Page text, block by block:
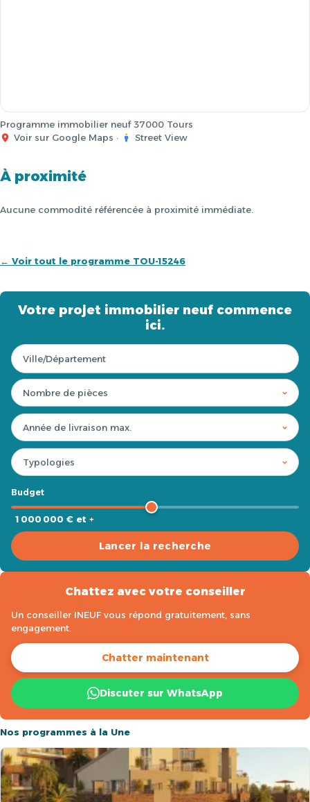
Programme immobilier neuf 37000 Tours
Voir sur Google Maps · Street View
À proximité
Aucune commodité référencée à proximité immédiate.
← Voir tout le programme TOU-15246
Votre projet immobilier neuf commence
ici.
Budget
1 000 000 € et +
Lancer la recherche
Chattez avec votre conseiller
Un conseiller INEUF vous répond gratuitement, sans
engagement.
Chatter maintenant
Discuter sur WhatsApp
Nos programmes à la Une